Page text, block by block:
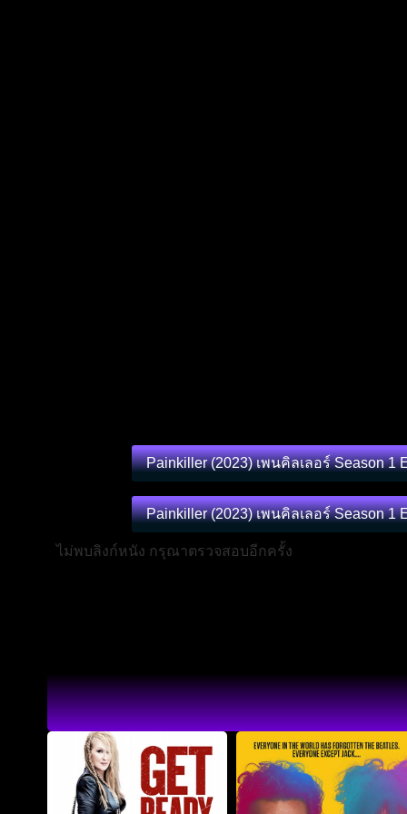
Painkiller (2023) เพนคิลเลอร์ Season 1
Painkiller (2023) เพนคิลเลอร์ Season 1
ไม่พบลิงก์หนัง กรุณาตรวจสอบอีกครั้ง